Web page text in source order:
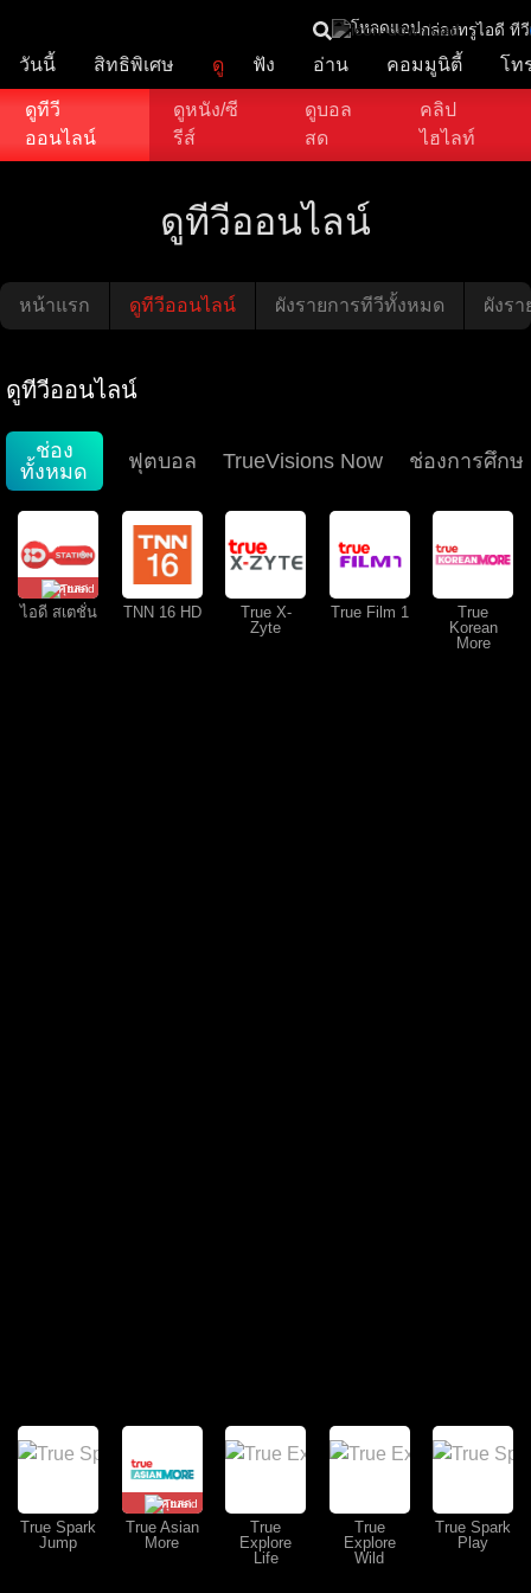
โหลดแอปกล่องทรูไอดี ทีวี
วันนี้ สิทธิพิเศษ ดู ฟัง อ่าน คอมมูนิตี้ โท
ดูทีวี
ออนไลน์
ดูหนัง/ซี
รีส์
ดูบอล
สด
คลิป
ไฮไลท์
ดูทีวีออนไลน์
หน้าแรก ดูทีวีออนไลน์ ผังรายการทีวีทั้งหมด ผังร
ดูทีวีออนไลน์
ช่อง
ทั้งหมด
ฟุตบอล TrueVisions Now ช่องการศึกษ
คุยสด
ไอดี สเตชั่น TNN 16 HD
True X-
Zyte
True Film 1
True
Korean
More
True Spark
Jump
คุยสด
True Asian
More
True
Explore
Life
True
Explore
Wild
True Spark
Play